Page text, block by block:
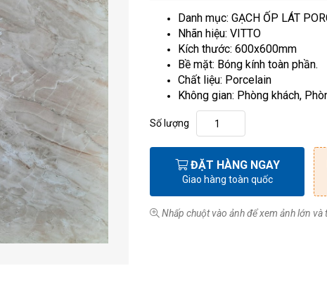
Danh mục: GẠCH ỐP LÁT
Nhãn hiệu: VITTO
Kích thước: 600x600mm
Bề mặt: Bóng kính toàn phần.
Chất liệu: Porcelain
Không gian: Phòng khách,
Số lượng
ĐẶT HÀNG NGAY
Giao hàng toàn quốc
Nhấp chuột vào ảnh để xem ảnh lớn và